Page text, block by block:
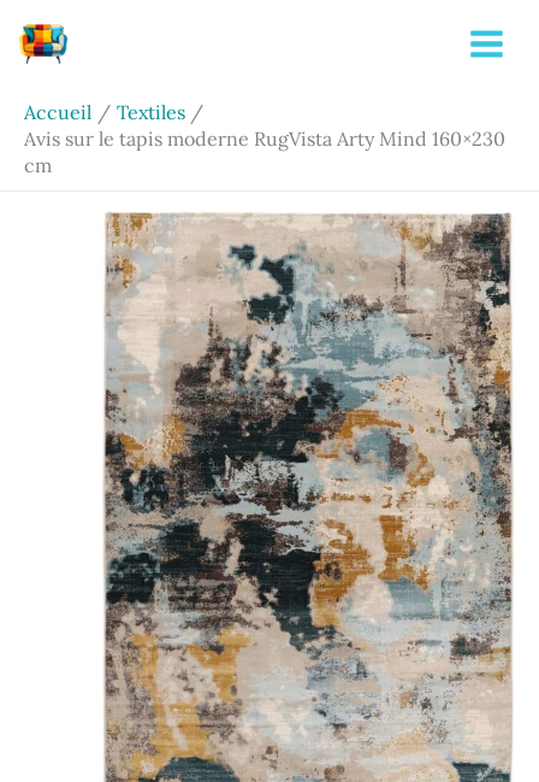
au
Accueil
Textiles
Avis sur le tapis moderne RugVista Arty Mind 160×230
cm
Rechercher